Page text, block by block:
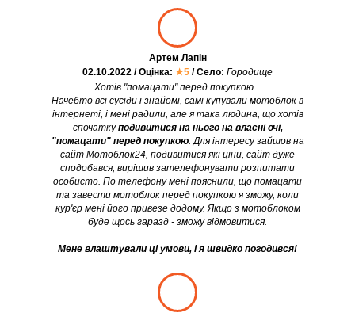
Хотів "помацати" перед покупкою...
Начебто всі сусіди і знайомі, самі купували мотоблок в
інтернеті, і мені радили, але я така людина, що хотів
спочаткуподивитися на нього на власні очі,
"помацати" перед покупкою. Для інтересу зайшов на
сайт Мотоблок24, подивитися які ціни, сайт дуже
сподобався, вирішив зателефонувати розпитати
особисто. По телефону мені пояснили, що помацати
та завести мотоблок перед покупкою я зможу, коли
кур'єр мені його привезе додому. Якщо з мотоблоком
буде щось гаразд - зможу відмовитися.
Мене влаштували ці умови, і я швидко погодився!
Артем Лапін
02.10.2022 / Оцінка: ★5 / Село: Городище